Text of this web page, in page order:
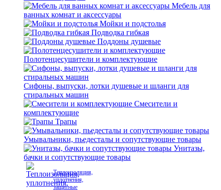
Мебель для
ванных комнат и аксессуары
Мойки и подстолья
Подводка гибкая
Поддоны душевые
Полотенцесушители и комплектующие
Сифоны, выпуски, лотки душевые и шланги для
стиральных машин
Смесители и
комплектующие
Трапы
Умывальники, пьедесталы и сопутствующие товары
Унитазы,
бачки и сопутствующие товары
Теплоизоляция,
уплотнения,
защитные